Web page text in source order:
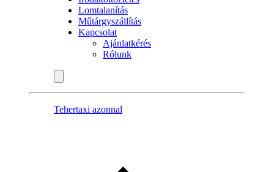
Lomtalanítás
Műtárgyszállítás
Kapcsolat
Ajánlatkérés
Rólunk
Tehertaxi azonnal